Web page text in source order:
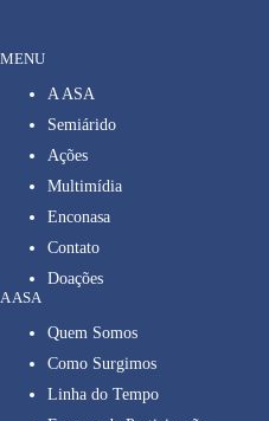
MENU
A ASA
Semiárido
Ações
Multimídia
Enconasa
Contato
Doações
A ASA
Quem Somos
Como Surgimos
Linha do Tempo